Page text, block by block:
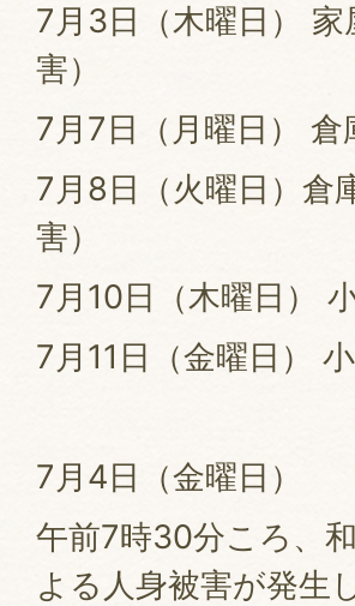
7月3日（木曜日）
害）
7月7日（月曜日） 倉
7月8日（火曜日）倉
害）
7月10日（木曜日）
7月11日（金曜日）
7月4日（金曜日）
午前7時30分ころ、
よる人身被害が発生